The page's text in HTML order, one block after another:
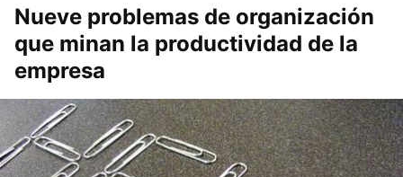
Nueve problemas de organización
que minan la productividad de la
empresa